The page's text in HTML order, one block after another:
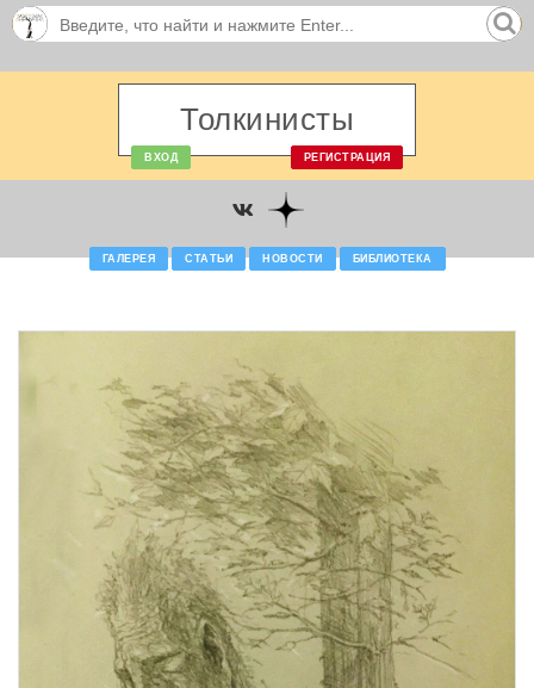
Толкинисты
ВХОД РЕГИСТРАЦИЯ
ГАЛЕРЕЯ СТАТЬИ НОВОСТИ БИБЛИОТЕКА